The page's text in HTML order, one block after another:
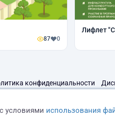
87 0
Лифлет
конфиденциальности
условиями использования